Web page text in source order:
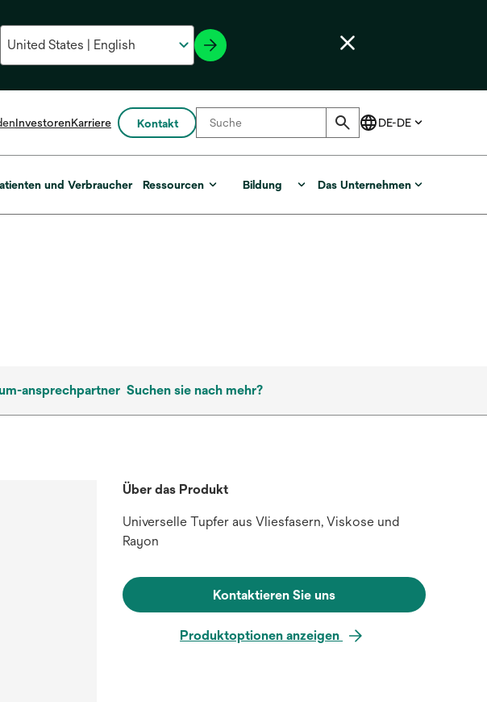
InvestorenKarriere Kontakt
und Verbraucher Ressourcen Bildung Das Unternehmen
ansprechpartner Suchen sie nach mehr?
Über das Produkt
Universelle Tupfer aus Vliesfasern, Viskose und
Rayon
Kontaktieren Sie uns
Produktoptionen anzeigen